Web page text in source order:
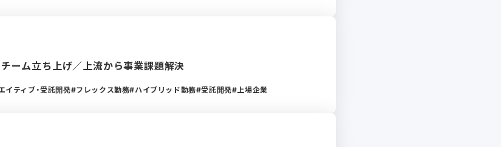
チーム立ち上げ／上流から事業課題解決
イティブ・受託開発 フレックス勤務 ハイブリッド勤務 受託開発 上場企業